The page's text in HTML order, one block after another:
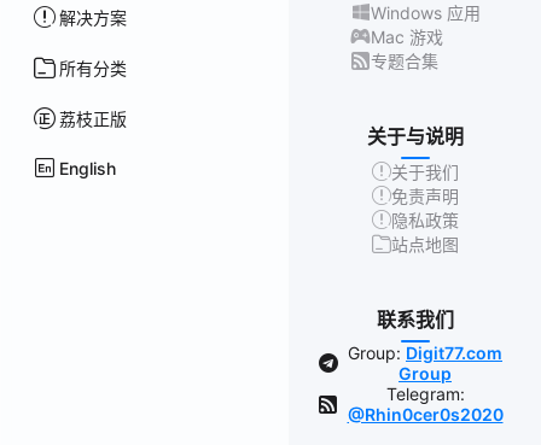
解决方案
所有分类
荔枝正版
English
Windows 应用
Mac 游戏
专题合集
关于与说明
关于我们
免责声明
隐私政策
站点地图
联系我们
Group: Digit77.com
Group
Telegram:
@Rhin0cer0s2020